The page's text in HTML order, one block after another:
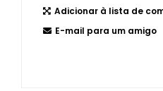
Adicionar à lista de
E-mail para um amigo